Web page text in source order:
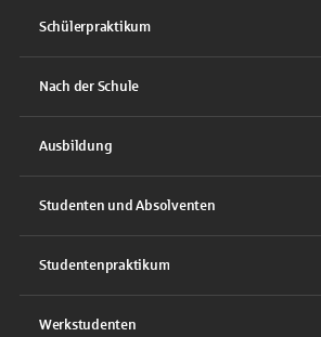
Schülerpraktikum
Nach der Schule
Ausbildung
Studenten und Absolventen
Studentenpraktikum
Werkstudenten